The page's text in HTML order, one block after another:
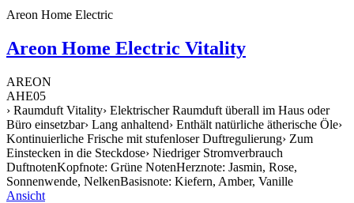
Areon Home Electric
Areon Home Electric Vitality
AREON
AHE05
› Raumduft Vitality› Elektrischer Raumduft überall im Haus oder
Büro einsetzbar› Lang anhaltend› Enthält natürliche ätherische Öle›
Kontinuierliche Frische mit stufenloser Duftregulierung› Zum
Einstecken in die Steckdose› Niedriger Stromverbrauch
DuftnotenKopfnote: Grüne NotenHerznote: Jasmin, Rose,
Sonnenwende, NelkenBasisnote: Kiefern, Amber, Vanille
Ansicht